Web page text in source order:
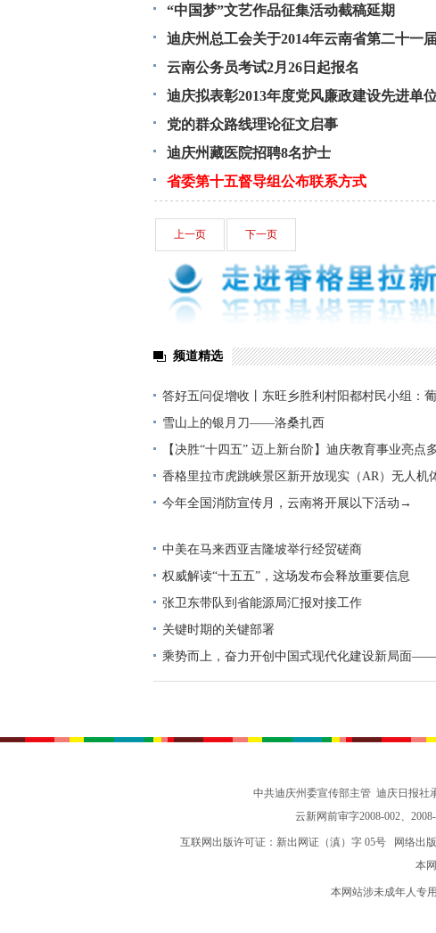
“中国梦”文艺作品征集活动截稿延期
迪庆州总工会关于2014年云南省第二十一
荐人选公示
云南公务员考试2月26日起报名
迪庆拟表彰2013年度党风廉政建设先进单
党的群众路线理论征文启事
迪庆州藏医院招聘8名护士
省委第十五督导组公布联系方式
上一页 下一页
频道精选
答好五问促增收丨东旺乡胜利村阳都村民小组：
铺就“甜蜜”增收路
雪山上的银月刀——洛桑扎西
【决胜“十四五” 迈上新台阶】迪庆教育事业亮点
显——培根铸魂育桃李
香格里拉市虎跳峡景区新开放现实（AR）无人机
今年全国消防宣传月，云南将开展以下活动→
中美在马来西亚吉隆坡举行经贸磋商
权威解读“十五五”，这场发布会释放重要信息
张卫东带队到省能源局汇报对接工作
关键时期的关键部署
乘势而上，奋力开创中国式现代化建设新局面——
志谈贯彻落实党的二十届四中全会精神